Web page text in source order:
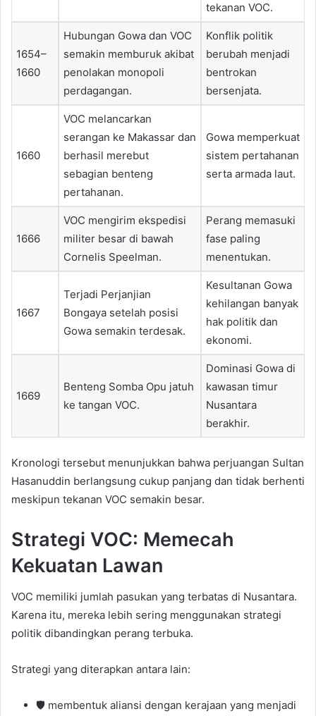
tekanan VOC.
1654–
1660
Hubungan Gowa dan VOC
semakin memburuk akibat
penolakan monopoli
perdagangan.
Konflik politik
berubah menjadi
bentrokan
bersenjata.
1660
VOC melancarkan
serangan ke Makassar dan
berhasil merebut
sebagian benteng
pertahanan.
Gowa memperkuat
sistem pertahanan
serta armada laut.
1666
VOC mengirim ekspedisi
militer besar di bawah
Cornelis Speelman.
Perang memasuki
fase paling
menentukan.
1667
Terjadi Perjanjian
Bongaya setelah posisi
Gowa semakin terdesak.
Kesultanan Gowa
kehilangan banyak
hak politik dan
ekonomi.
1669
Benteng Somba Opu jatuh
ke tangan VOC.
Dominasi Gowa di
kawasan timur
Nusantara
berakhir.
Kronologi tersebut menunjukkan bahwa perjuangan Sultan
Hasanuddin berlangsung cukup panjang dan tidak berhenti
meskipun tekanan VOC semakin besar.
Strategi VOC: Memecah
Kekuatan Lawan
VOC memiliki jumlah pasukan yang terbatas di Nusantara.
Karena itu, mereka lebih sering menggunakan strategi
politik dibandingkan perang terbuka.
Strategi yang diterapkan antara lain:
🛡️ membentuk aliansi dengan kerajaan yang menjadi